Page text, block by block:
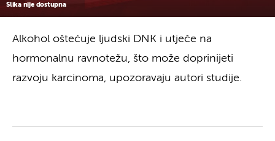
Slika nije dostupna
Alkohol oštećuje ljudski DNK i utječe na
hormonalnu ravnotežu, što može doprinijeti
razvoju karcinoma, upozoravaju autori studije.